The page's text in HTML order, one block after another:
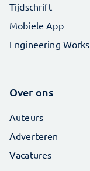
Tijdschrift
Mobiele App
Engineering Works
Over ons
Auteurs
Adverteren
Vacatures